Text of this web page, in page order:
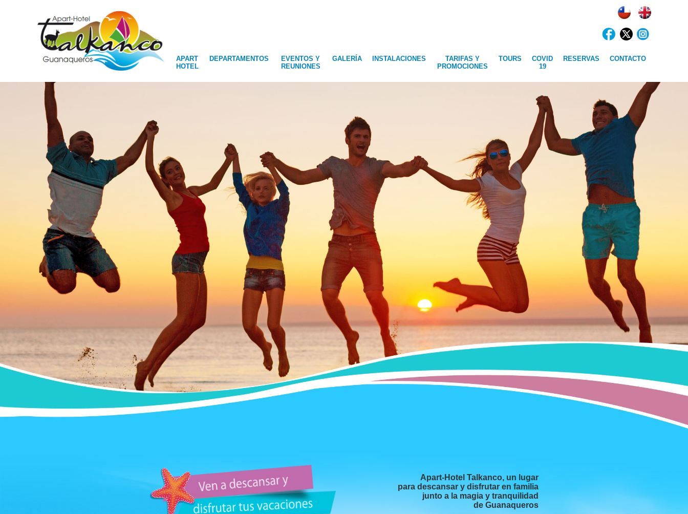
APART
HOTEL
DEPARTAMENTOS
EVENTOS Y
REUNIONES
GALERÍA INSTALACIONES
TARIFAS Y
PROMOCIONES
TOURS
COVID
19
RESERVAS CONTACTO
Apart-Hotel Talkanco, un lugar
para descansar y disfrutar en familia
junto a la magia y tranquilidad
de Guanaqueros